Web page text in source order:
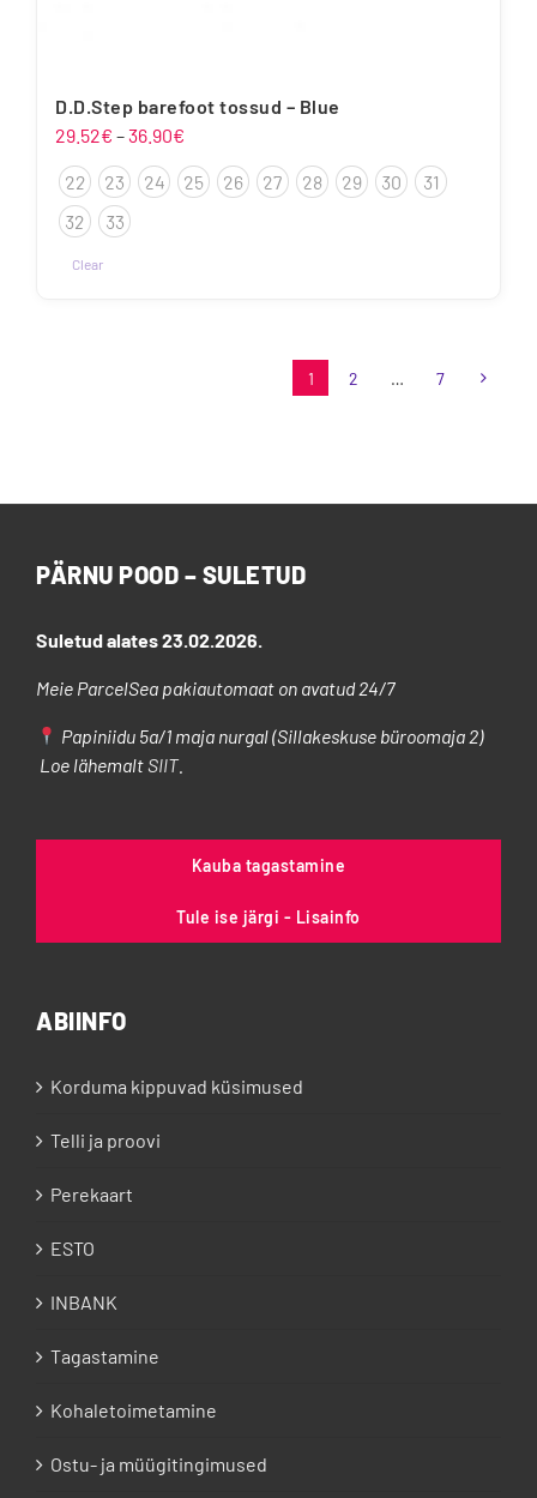
D.D.Step barefoot tossud – Blue
29.52€ –36.90€
29.52€
kuni
22 23 24 25 26 27 28 29 30
31
32
33
Clear
1 2 … 7
PÄRNU POOD – SULETUD
Suletud alates 23.02.2026.
Meie ParcelSea pakiautomaat on avatud 24/7
Papiniidu 5a/1 maja nurgal (Sillakeskuse büroomaja 2)
Loe lähemaltSIIT.
Kauba tagastamine
Tule ise järgi - Lisainfo
ABIINFO
Korduma kippuvad küsimused
Telli ja proovi
Perekaart
ESTO
INBANK
Tagastamine
Kohaletoimetamine
Ostu- ja müügitingimused